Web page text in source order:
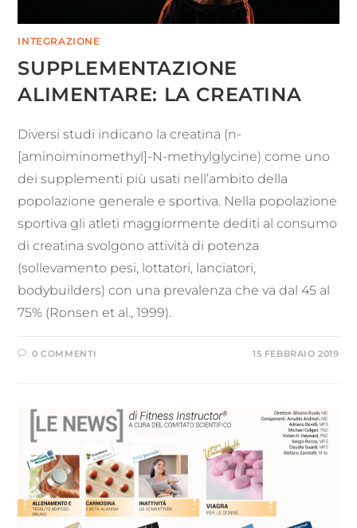
INTEGRAZIONE
SUPPLEMENTAZIONE
ALIMENTARE: LA CREATINA
Diversi studi indicano la creatina (n-
[aminoiminomethyl]-N-methylglycine) come uno
dei supplementi più usati nell’ambito della
popolazione generale e sportiva. Nella popolazione
sportiva gli atleti maggiormente dediti al consumo
di creatina svolgono attività di potenza
(sollevamento pesi, lottatori, lanciatori,
bodybuilders) con una prevalenza che va dal 45 al
75% (Ronsen et al., 1999).
0 COMMENTI 15 FEBBRAIO 2019